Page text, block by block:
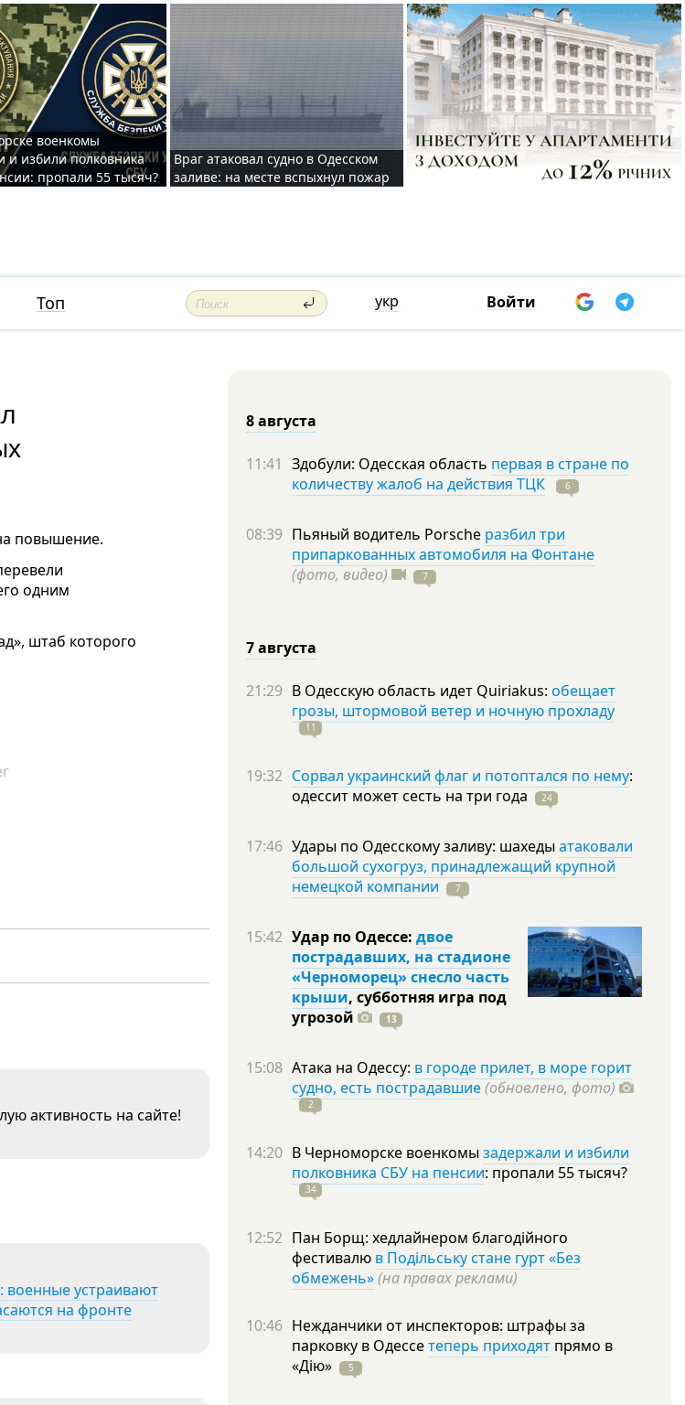
военкомы
и избили полковника
пропали 55 тысяч?
Враг атаковал судно в Одесском
заливе: на месте вспыхнул пожар
Топ укр Войти
повышение.
одним
штаб которого
активность на сайте!
устраивают
на фронте
8 августа
11:41 Здобули: Одесская область первая в стране по
количеству жалоб на действия ТЦК
6
08:39 Пьяный водитель Porsche разбил три
припаркованных автомобиля на Фонтане
(фото, видео)
7
7 августа
21:29 В Одесскую область идет Quiriakus: обещает
грозы, штормовой ветер и ночную прохладу
11
19:32 Сорвал украинский флаг и потоптался по нему:
одессит может сесть на три года 24
17:46 Удары по Одесскому заливу: шахеды атаковали
большой сухогруз, принадлежащий крупной
немецкой компании
7
15:42 Удар по Одессе: двое
пострадавших, на стадионе
«Черноморец» снесло часть
крыши, субботняя игра под
угрозой
13
15:08 Атака на Одессу: в городе прилет, в море горит
судно, есть пострадавшие(обновлено, фото)
2
14:20 В Черноморске военкомы задержали и избили
полковника СБУ на пенсии: пропали 55тысяч?
34
12:52 Пан Борщ: хедлайнером благодійного
фестивалю в Подільську стане гурт «Без
обмежень»(на правах реклами)
10:46 Нежданчики от инспекторов: штрафы за
парковку в Одессетеперь приходят прямо в
«Дію»
5